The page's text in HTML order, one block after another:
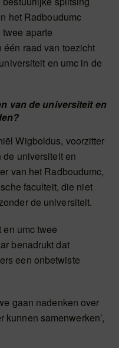
het Radboudumc
aparte
raad van toezicht
en umc in de
van de universiteit en
Wigboldus, voorzitter
universiteit en
van het Radboudumc,
faculteit, die niet
de universiteit.
umc twee
benadrukt dat
een onbetwiste
gaan nadenken over
kunnen samenwerken’,